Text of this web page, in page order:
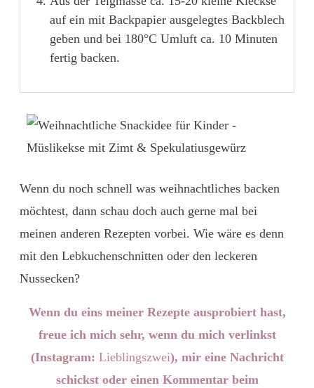
auf ein mit Backpapier ausgelegtes Backblech
geben und bei 180°C Umluft ca. 10 Minuten
fertig backen.
Wenn du noch schnell was weihnachtliches backen
möchtest, dann schau doch auch gerne mal bei
meinen anderen Rezepten vorbei. Wie wäre es denn
mit den Lebkuchenschnitten oder den leckeren
Nussecken?
Wenn du eins meiner Rezepte ausprobiert hast,
freue ich mich sehr, wenn du mich verlinkst
(Instagram: Lieblingszwei), mir eine Nachricht
schickst oder einen Kommentar beim